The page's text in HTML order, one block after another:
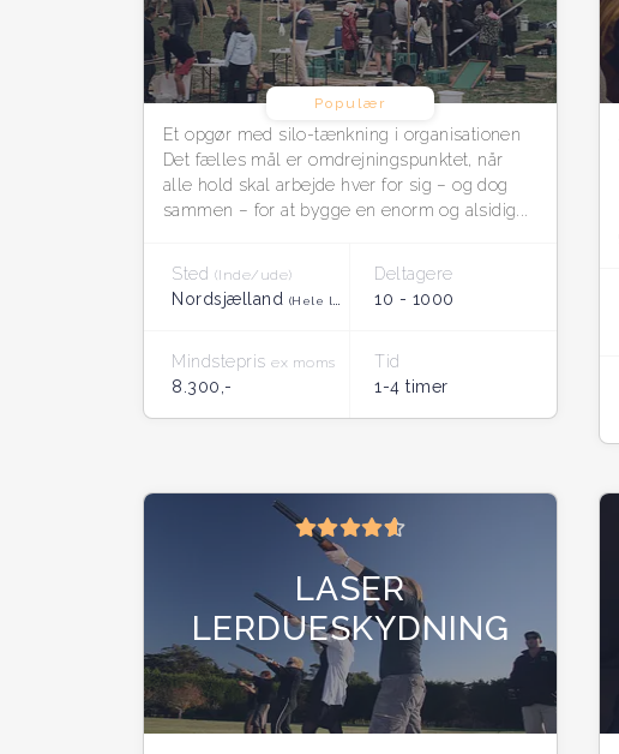
Populær
Et opgør med silo-tænkning i organisationen
Det fælles mål er omdrejningspunktet, når
alle hold skal arbejde hver for sig – og dog
sammen – for at bygge en enorm og alsidig...
Sted (Inde/ude)
Nordsjælland (Hele landet)
Deltagere
10 - 1000
Mindstepris ex moms
8.300,-
Tid
1-4 timer
LASER
LERDUESKYDNING